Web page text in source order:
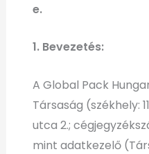
e.
1. Bevezetés:
A Global Pack
Társaság (székhely:
utca 2.;
mint adatkezelő